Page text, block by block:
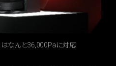
はなんと36,000Paに対応